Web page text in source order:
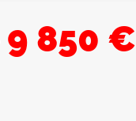
9 850 €